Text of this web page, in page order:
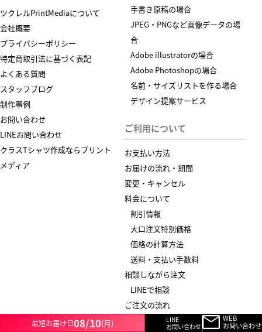
ツクレルPrintMediaについて
会社概要
プライバシーポリシー
特定商取引法に基づく表記
よくある質問
スタッフブログ
制作事例
お問い合わせ
LINEお問い合わせ
クラスTシャツ作成ならプリント
メディア
手書き原稿の場合
JPEG・PNGなど画像データの場
合
Adobe illustratorの場合
Adobe Photoshopの場合
名前・サイズリストを作る場合
デザイン提案サービス
ご利用について
お支払い方法
お届けの流れ・期間
変更・キャンセル
料金について
割引情報
大口注文特別価格
価格の計算方法
送料・支払い手数料
相談しながら注文
LINEで相談
ご注文の流れ
プリント商品の注文
最短お届け日08/10(月)
LINE
お問い合わせ
WEB
お問い合わせ